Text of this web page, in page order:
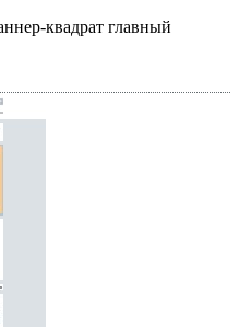
квадрат главный